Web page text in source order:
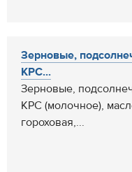
Зерновые,
КРС...
Зерновые,
КРС (молочное),
гороховая,...